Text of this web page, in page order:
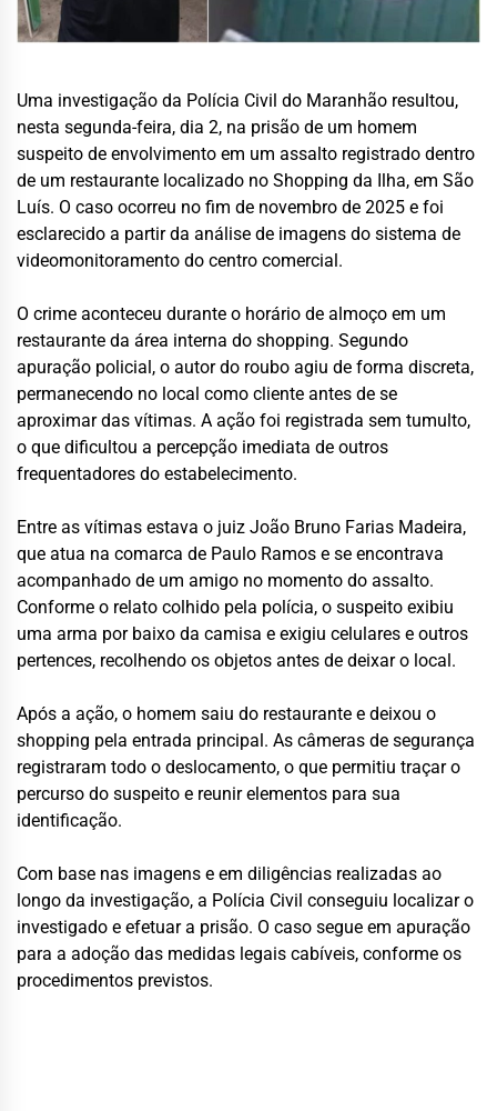
Uma investigação da Polícia Civil do Maranhão resultou,
nesta segunda-feira, dia 2, na prisão de um homem
suspeito de envolvimento em um assalto registrado dentro
de um restaurante localizado no Shopping da Ilha, em São
Luís. O caso ocorreu no fim de novembro de 2025 e foi
esclarecido a partir da análise de imagens do sistema de
videomonitoramento do centro comercial.
O crime aconteceu durante o horário de almoço em um
restaurante da área interna do shopping. Segundo
apuração policial, o autor do roubo agiu de forma discreta,
permanecendo no local como cliente antes de se
aproximar das vítimas. A ação foi registrada sem tumulto,
o que dificultou a percepção imediata de outros
frequentadores do estabelecimento.
Entre as vítimas estava o juiz João Bruno Farias Madeira,
que atua na comarca de Paulo Ramos e se encontrava
acompanhado de um amigo no momento do assalto.
Conforme o relato colhido pela polícia, o suspeito exibiu
uma arma por baixo da camisa e exigiu celulares e outros
pertences, recolhendo os objetos antes de deixar o local.
Após a ação, o homem saiu do restaurante e deixou o
shopping pela entrada principal. As câmeras de segurança
registraram todo o deslocamento, o que permitiu traçar o
percurso do suspeito e reunir elementos para sua
identificação.
Com base nas imagens e em diligências realizadas ao
longo da investigação, a Polícia Civil conseguiu localizar o
investigado e efetuar a prisão. O caso segue em apuração
para a adoção das medidas legais cabíveis, conforme os
procedimentos previstos.